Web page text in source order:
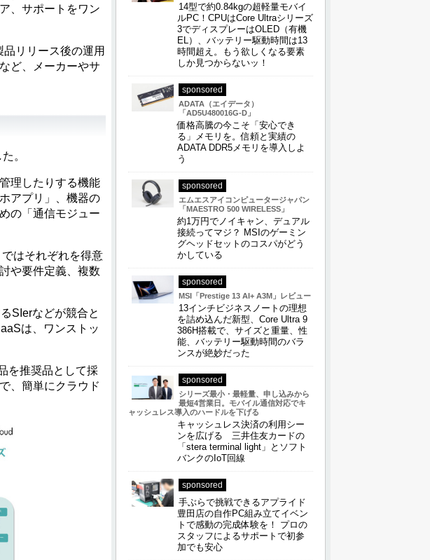
、サポートをワン
リリース後の運用
ど、メーカーやサ
。
理したりする機能
アプリ」、機器の
の「通信モジュー
はそれぞれを得意
や要件定義、複数
SIerなどが競合と
は、ワンストッ
を推奨品として採
、簡単にクラウド
14型で約0.84kgの超軽量モバイ
ルPC！CPUはCore Ultraシリーズ
3でディスプレーはOLED（有機
EL）、バッテリー駆動時間は13
時間超え。もう欲しくなる要素
しか見つからないッ！
sponsored
ADATA（エイデータ）
「AD5U480016G-D」
価格高騰の今こそ「安心でき
る」メモリを。信頼と実績の
ADATA DDR5メモリを導入しよ
う
sponsored
エムエスアイコンピュータージャパン
「MAESTRO 500 WIRELESS」
約1万円でノイキャン、デュアル
接続ってマジ？ MSIのゲーミン
グヘッドセットのコスパがどう
かしている
sponsored
MSI「Prestige 13 AI+ A3M」レビュー
13インチビジネスノートの理想
を詰め込んだ新型、Core Ultra 9
386H搭載で、サイズと重量、性
能、バッテリー駆動時間のバラ
ンスが絶妙だった
sponsored
シリーズ最小・最軽量、申し込みから
最短4営業日。モバイル通信対応でキ
ャッシュレス導入のハードルを下げる
キャッシュレス決済の利用シー
ンを広げる 三井住友カードの
「stera terminal light」とソフト
バンクのIoT回線
sponsored
手ぶらで挑戦できるアプライド
豊田店の自作PC組み立てイベン
トで感動の完成体験を！ プロの
スタッフによるサポートで初参
加でも安心